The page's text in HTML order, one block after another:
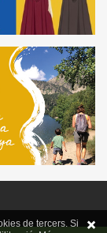
de tercers. Si